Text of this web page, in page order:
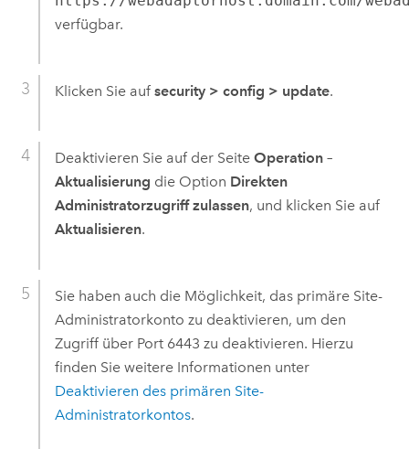
verfügbar.
Klicken Sie auf security > config > update.
Deaktivieren Sie auf der Seite Operation –
Aktualisierung die Option Direkten
Administratorzugriff zulassen, und klicken Sie auf
Aktualisieren.
Sie haben auch die Möglichkeit, das primäre Site-
Administratorkonto zu deaktivieren, um den
Zugriff über Port 6443 zu deaktivieren. Hierzu
finden Sie weitere Informationen unter
Deaktivieren des primären Site-
Administratorkontos.